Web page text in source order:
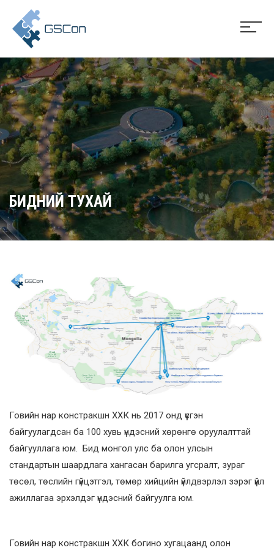
БИДНИЙ ТУХАЙ
Говийн нар констракшн ХХК нь 2017 онд үүсгэн
байгуулагдсан ба 100 хувь үндэсний хөрөнгө оруулалттай
байгууллага юм. Бид монгол улс ба олон улсын
стандартын шаардлага хангасан барилга угсралт, зураг
төсөл, төслийн гүйцэтгэл, төмөр хийцийн үйлдвэрлэл зэрэг үйл
ажиллагаа эрхэлдэг үндэсний байгуулга юм.
Говийн нар констракшн ХХК богино хугацаанд олон